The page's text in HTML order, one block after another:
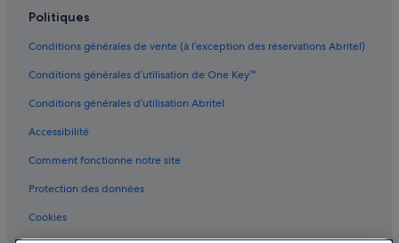
Politiques
Conditions générales de vente (à l’exception des réservations Abritel)
Conditions générales d’utilisation de One Key™
Conditions générales d’utilisation Abritel
Accessibilité
Comment fonctionne notre site
Protection des données
Cookies